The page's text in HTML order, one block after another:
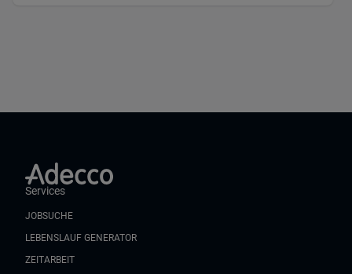
Services
JOBSUCHE
LEBENSLAUF GENERATOR
ZEITARBEIT